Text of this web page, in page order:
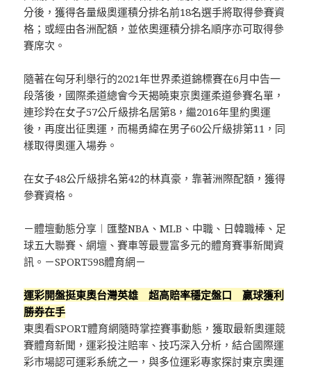
分後，獲得各量級奧運積分排名前18名選手將取得參賽資
格；或經由各洲配額，並依奧運積分排名順序亦可取得參
賽席次。
隨著在匈牙利舉行的2021年世界柔道錦標賽在6月中告一
段落後，國際柔道總會今天揭曉東京奧運柔道參賽名單，
連珍羚在女子57公斤級排名居第8，繼2016年里約奧運
後，再度出征奧運，而楊勇緯在男子60公斤級排第11，同
樣取得奧運入場券。
在女子48公斤級排名第42的林真豪，靠著洲際配額，獲得
參賽資格。
－體壇動態分享︱匯整NBA、MLB、中職、日韓職棒、足
球五大聯賽、網壇、賽車等最豐富多元的體育賽事新聞資
訊。－SPORT598體育網－
運彩開盤挺東奧台灣英雄 超高賠率穩定盤口 贏球獲利
勝券在手
東奧看SPORT體育網隨時掌控賽事動態，獲取最新奧運競
賽體育新聞，運彩投注賠率、技巧深入分析，結合國際運
彩市場認可運彩系統之一，與多位運彩專家探討東京奧運